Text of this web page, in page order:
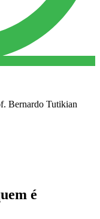
Bernardo Tutikian
é